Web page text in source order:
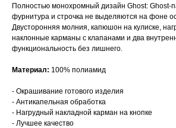
Полностью монохромный дизайн Ghost: Ghost-
фурнитура и строчка не выделяются на фоне
Двусторонняя молния, капюшон на кулиске,
наклонные карманы с клапанами и два
функциональность без лишнего.
Материал: 100% полиамид
- Окрашивание готового изделия
- Антикапельная обработка
- Нагрудный накладной карман на кнопке
- Лучшее качество